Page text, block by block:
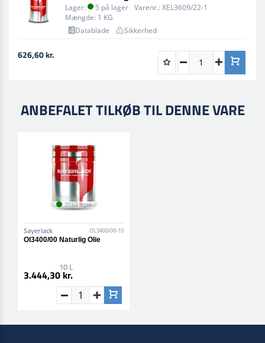
Lager: 5 på lager Varenr.: XEL3609/22-1
Mængde: 1 KG
Datablade
Sikkerhed
626,60 kr.
ANBEFALET TILKØB TIL DENNE VARE
20 på lager
Sayerlack OL3400/00-10
Ol3400/00 Naturlig Olie
10 L
3.444,30 kr.